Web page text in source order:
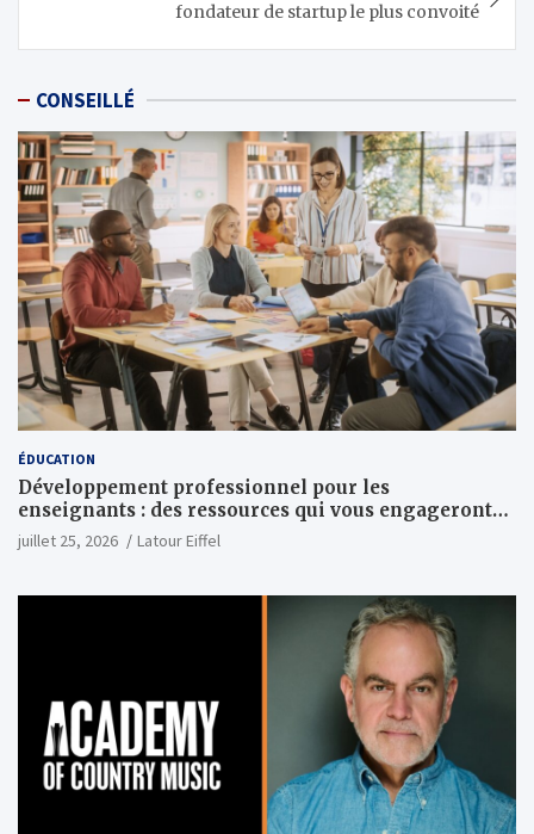
fondateur de startup le plus convoité
CONSEILLÉ
ÉDUCATION
Développement professionnel pour les
enseignants : des ressources qui vous engageront
vraiment
juillet 25, 2026 Latour Eiffel